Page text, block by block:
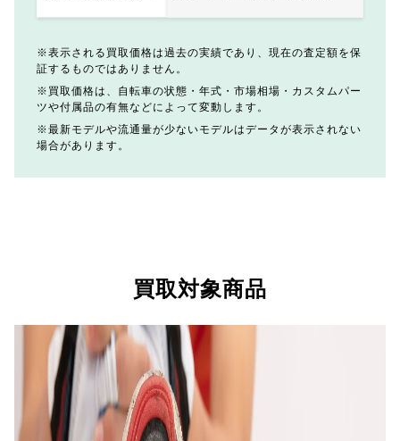
表示される買取価格は過去の実績であり、現在の査定額を保
証するものではありません。
買取価格は、自転車の状態・年式・市場相場・カスタムパー
ツや付属品の有無などによって変動します。
最新モデルや流通量が少ないモデルはデータが表示されない
場合があります。
買取対象商品